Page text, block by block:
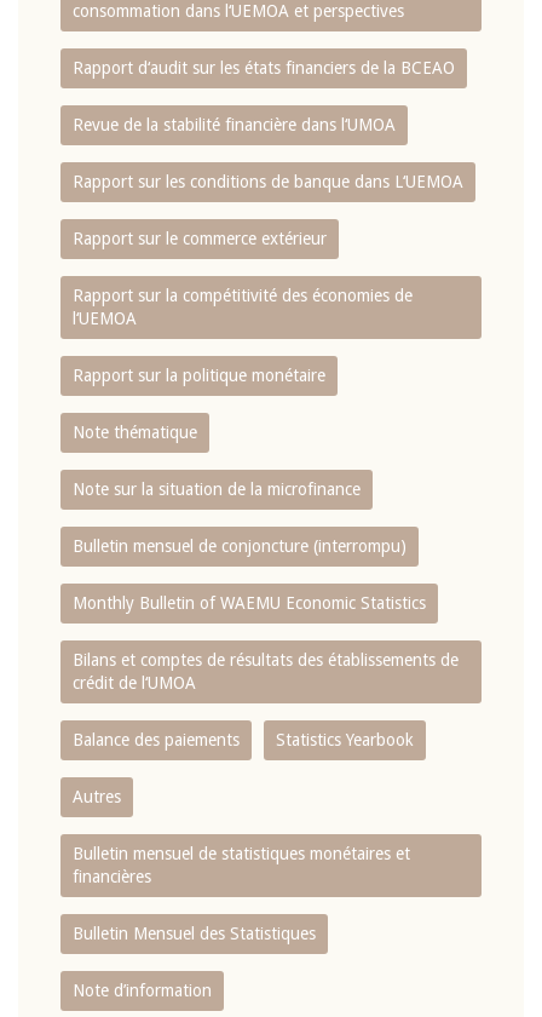
consommation dans l‘UEMOA et perspectives
Rapport d‘audit sur les états financiers de la BCEAO
Revue de la stabilité financière dans l‘UMOA
Rapport sur les conditions de banque dans L‘UEMOA
Rapport sur le commerce extérieur
Rapport sur la compétitivité des économies de
l‘UEMOA
Rapport sur la politique monétaire
Note thématique
Note sur la situation de la microfinance
Bulletin mensuel de conjoncture (interrompu)
Monthly Bulletin of WAEMU Economic Statistics
Bilans et comptes de résultats des établissements de
crédit de l‘UMOA
Balance des paiements Statistics Yearbook
Autres
Bulletin mensuel de statistiques monétaires et
financières
Bulletin Mensuel des Statistiques
Note d’information